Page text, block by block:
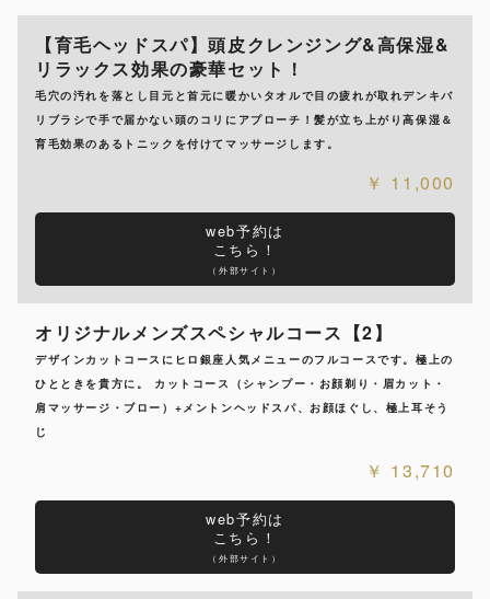
【育毛ヘッドスパ】頭皮クレンジング&高保湿&
リラックス効果の豪華セット！
毛穴の汚れを落とし目元と首元に暖かいタオルで目の疲れが取れデンキバ
リブラシで手で届かない頭のコリにアプローチ！髪が立ち上がり高保湿＆
育毛効果のあるトニックを付けてマッサージします。
11,000
web予約は
こちら！
（外部サイト）
オリジナルメンズスペシャルコース【2】
デザインカットコースにヒロ銀座人気メニューのフルコースです。極上の
ひとときを貴方に。 カットコース（シャンプー・お顔剃り・眉カット・
肩マッサージ・ブロー）+メントンヘッドスパ、お顔ほぐし、極上耳そう
じ
13,710
web予約は
こちら！
（外部サイト）